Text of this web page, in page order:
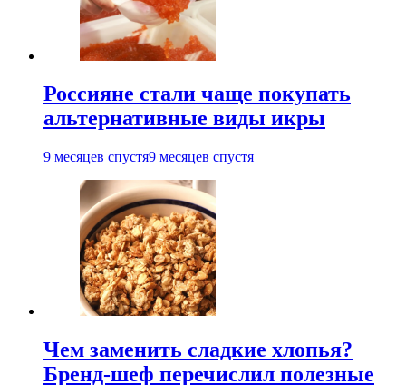
Россияне стали чаще покупать
альтернативные виды икры
9 месяцев спустя9 месяцев спустя
Чем заменить сладкие хлопья?
Бренд-шеф перечислил полезные